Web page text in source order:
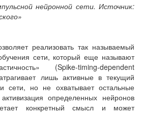
нейронной сети. Источник:
реализовать так называемый
сети, который еще называют
(Spike-timing-dependent
лишь активные в текущий
сети, но не охватывает остальные
определенных нейронов
конкретный смысл и может